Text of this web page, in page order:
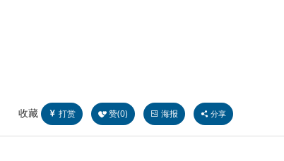
收藏 打赏 赞(0) 海报 分享